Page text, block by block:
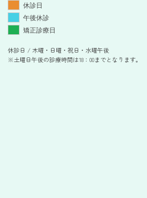
休診日
午後休診
矯正診療日
休診日 / 木曜・日曜・祝日・水曜午後
※土曜日午後の診療時間は18：00までとなります。